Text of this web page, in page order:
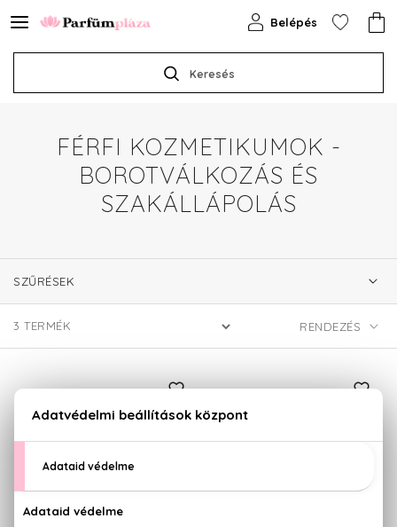
Keresés
Belépés
FÉRFI KOZMETIKUMOK -
BOROTVÁLKOZÁS ÉS
SZAKÁLLÁPOLÁS
SZŰRÉSEK
3 TERMÉK
CLARINS
BIO